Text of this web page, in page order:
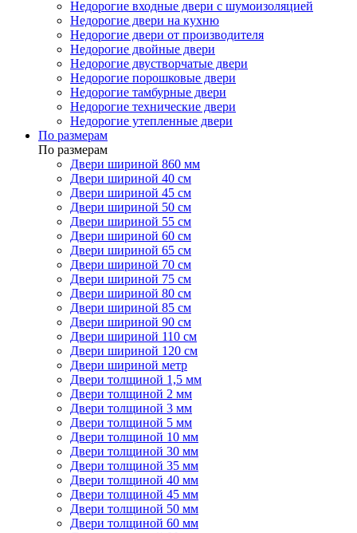
Недорогие входные двери с шумоизоляцией
Недорогие двери на кухню
Недорогие двери от производителя
Недорогие двойные двери
Недорогие двустворчатые двери
Недорогие порошковые двери
Недорогие тамбурные двери
Недорогие технические двери
Недорогие утепленные двери
По размерам
По размерам
Двери шириной 860 мм
Двери шириной 40 см
Двери шириной 45 см
Двери шириной 50 см
Двери шириной 55 см
Двери шириной 60 см
Двери шириной 65 см
Двери шириной 70 см
Двери шириной 75 см
Двери шириной 80 см
Двери шириной 85 см
Двери шириной 90 см
Двери шириной 110 см
Двери шириной 120 см
Двери шириной метр
Двери толщиной 1,5 мм
Двери толщиной 2 мм
Двери толщиной 3 мм
Двери толщиной 5 мм
Двери толщиной 10 мм
Двери толщиной 30 мм
Двери толщиной 35 мм
Двери толщиной 40 мм
Двери толщиной 45 мм
Двери толщиной 50 мм
Двери толщиной 60 мм